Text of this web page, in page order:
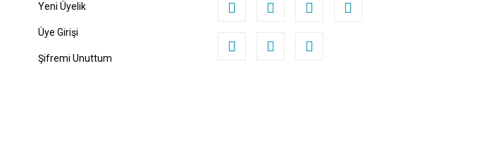
Yeni Üyelik
Üye Girişi
Şifremi Unuttum